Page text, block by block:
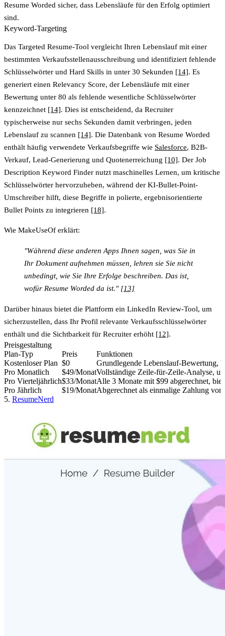
Resume Worded sicher, dass Lebensläufe für den Erfolg optimiert
sind.
Keyword-Targeting
Das Targeted Resume-Tool vergleicht Ihren Lebenslauf mit einer
bestimmten Verkaufsstellenausschreibung und identifiziert fehlende
Schlüsselwörter und Hard Skills in unter 30 Sekunden [14]. Es
generiert einen Relevancy Score, der Lebensläufe mit einer
Bewertung unter 80 als fehlende wesentliche Schlüsselwörter
kennzeichnet [14]. Dies ist entscheidend, da Recruiter
typischerweise nur sechs Sekunden damit verbringen, jeden
Lebenslauf zu scannen [14]. Die Datenbank von Resume Worded
enthält häufig verwendete Verkaufsbegriffe wie Salesforce, B2B-
Verkauf, Lead-Generierung und Quotenerreichung [10]. Der Job
Description Keyword Finder nutzt maschinelles Lernen, um kritische
Schlüsselwörter hervorzuheben, während der KI-Bullet-Point-
Umschreiber hilft, diese Begriffe in polierte, ergebnisorientierte
Bullet Points zu integrieren [18].
Wie MakeUseOf erklärt:
"Während diese anderen Apps Ihnen sagen, was Sie in
Ihr Dokument aufnehmen müssen, lehren sie Sie nicht
unbedingt, wie Sie Ihre Erfolge beschreiben. Das ist,
wofür Resume Worded da ist." [13]
Darüber hinaus bietet die Plattform ein LinkedIn Review-Tool, um
sicherzustellen, dass Ihr Profil relevante Verkaufsschlüsselwörter
enthält und die Sichtbarkeit für Recruiter erhöht [12].
Preisgestaltung
Plan-Typ
Preis
Funktionen
Kostenloser Plan $0
Grundlegende Lebenslauf-Bewertung,
Pro Monatlich
$49/MonatVollständige Zeile-für-Zeile-Analyse,
Pro Vierteljährlich$33/MonatAlle 3 Monate mit $99 abgerechnet,
Pro Jährlich
$19/MonatAbgerechnet als einmalige Zahlung
5. ResumeNerd